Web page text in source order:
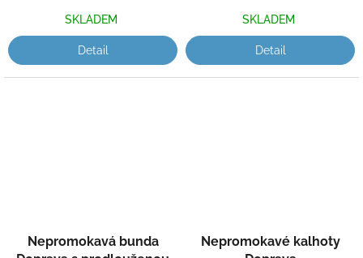
SKLADEM
Detail
SKLADEM
Detail
Nepromokavá bunda
Nepromokavé kalhoty